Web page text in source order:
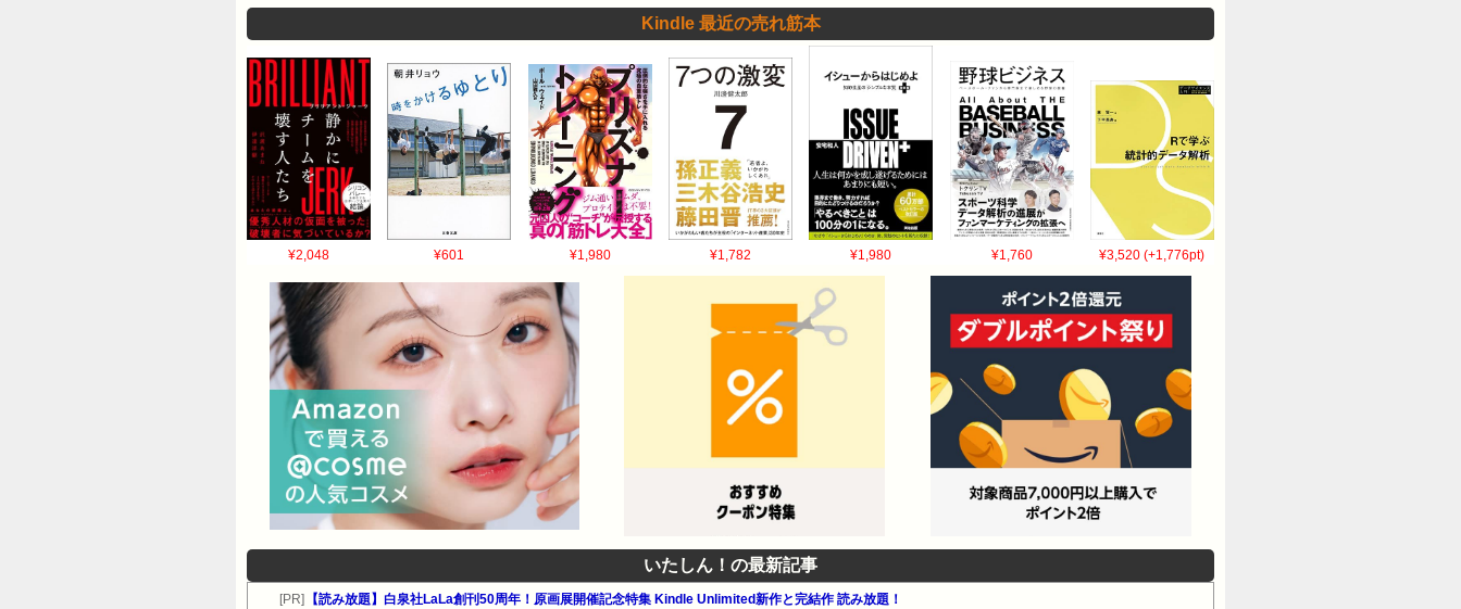
Kindle 最近の売れ筋本
¥2,048 ¥601 ¥1,980 ¥1,782 ¥1,980 ¥1,760 ¥3,520 (+1,776pt)
いたしん！の最新記事
[PR] 【読み放題】白泉社LaLa創刊50周年！原画展開催記念特集 Kindle Unlimited新作と完結作 読み放題！